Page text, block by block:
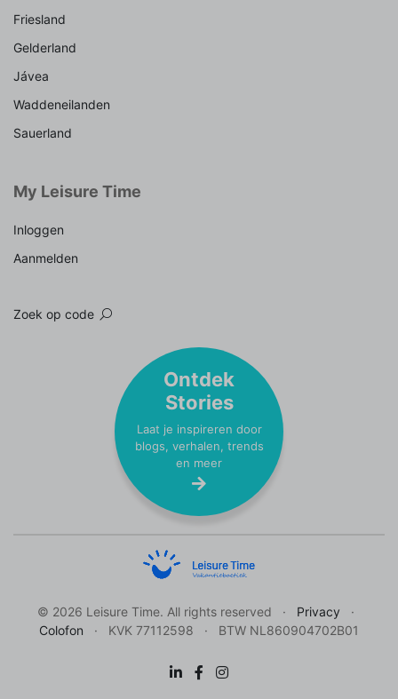
Friesland
Gelderland
Jávea
Waddeneilanden
Sauerland
My Leisure Time
Inloggen
Aanmelden
Zoek op code
Ontdek
Stories
Laat je inspireren door
blogs, verhalen, trends
en meer
© 2026 Leisure Time. All rights reserved
Privacy
Colofon
KVK 77112598 BTW NL860904702B01